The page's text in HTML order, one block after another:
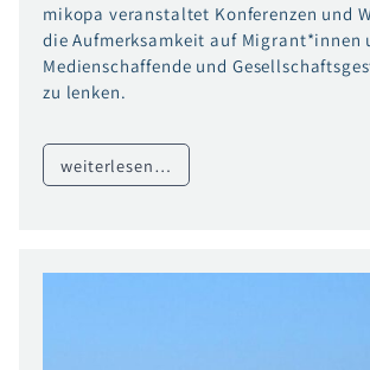
mikopa veranstaltet Konferenzen und
die Aufmerksamkeit auf Migrant*innen
Medienschaffende und
zu lenken.
weiterlesen…